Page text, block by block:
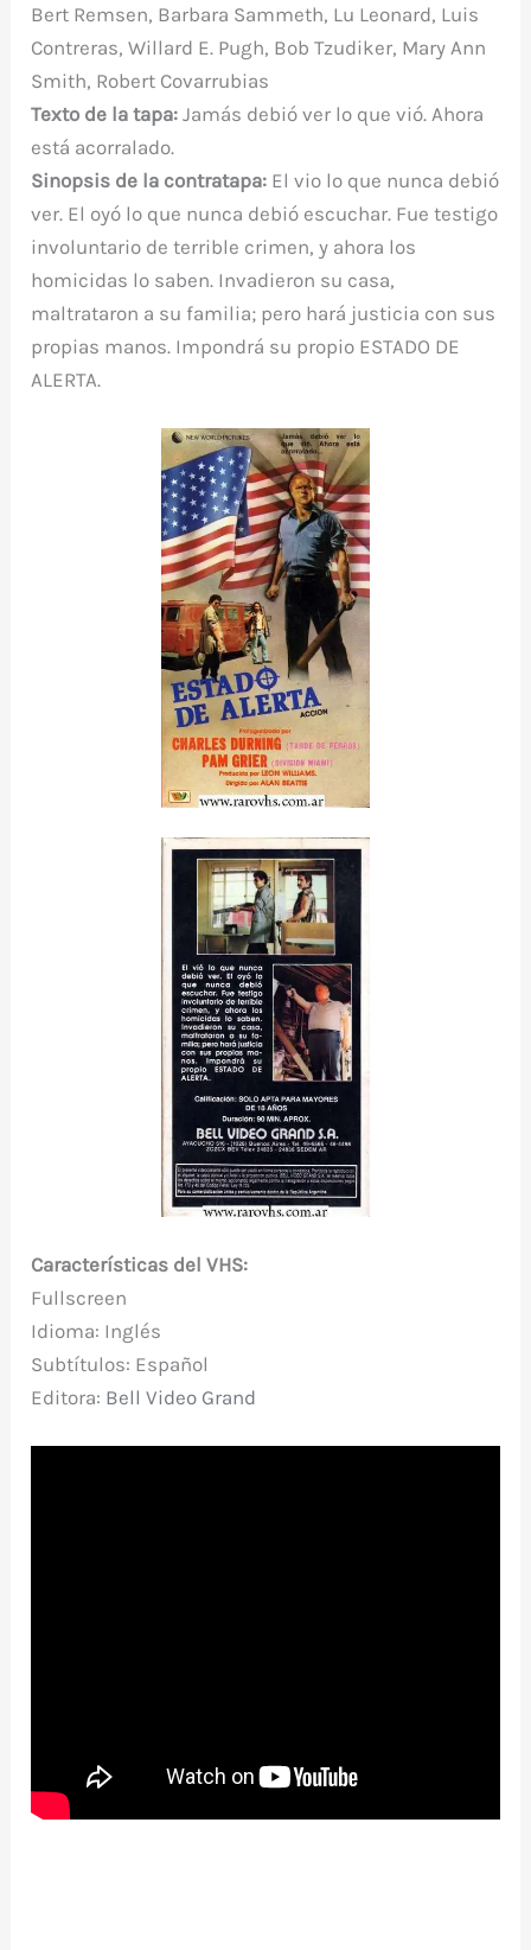
Bert Remsen, Barbara Sammeth, Lu Leonard, Luis
Contreras, Willard E. Pugh, Bob Tzudiker, Mary Ann
Smith, Robert Covarrubias
Texto de la tapa: Jamás debió ver lo que vió. Ahora
está acorralado.
Sinopsis de la contratapa: El vio lo que nunca debió
ver. El oyó lo que nunca debió escuchar. Fue testigo
involuntario de terrible crimen, y ahora los
homicidas lo saben. Invadieron su casa,
maltrataron a su familia; pero hará justicia con sus
propias manos. Impondrá su propio ESTADO DE
ALERTA.
Características del VHS:
Fullscreen
Idioma: Inglés
Subtítulos: Español
Editora: Bell Video Grand